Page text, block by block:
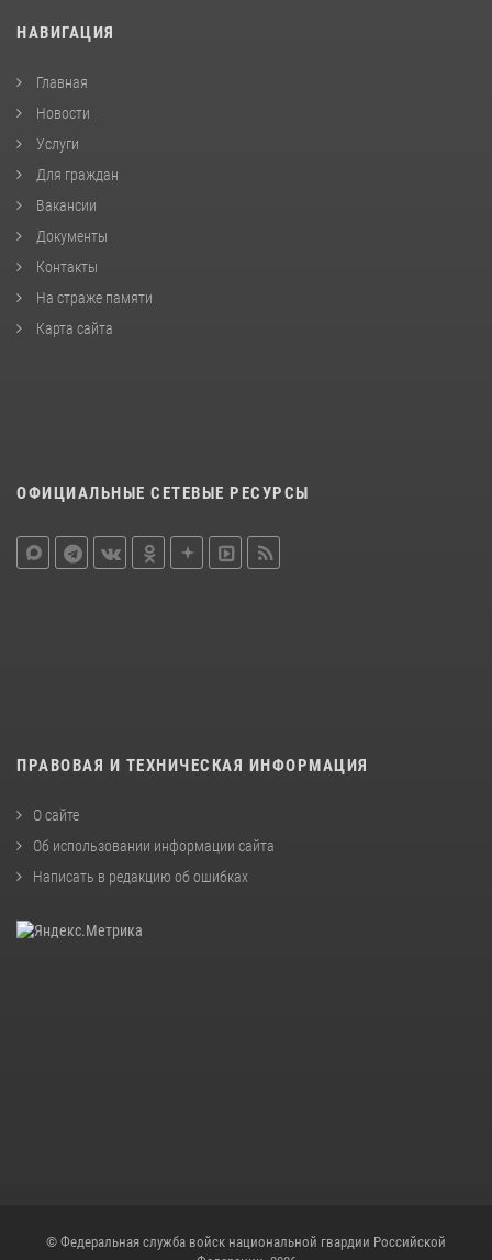
НАВИГАЦИЯ
Главная
Новости
Услуги
Для граждан
Вакансии
Документы
Контакты
На страже памяти
Карта сайта
ОФИЦИАЛЬНЫЕ СЕТЕВЫЕ РЕСУРСЫ
ПРАВОВАЯ И ТЕХНИЧЕСКАЯ ИНФОРМАЦИЯ
О сайте
Об использовании информации сайта
Написать в редакцию об ошибках
© Федеральная служба войск национальной гвардии Российской